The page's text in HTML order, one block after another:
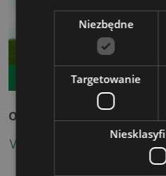
11.08.2026 TERMIN
Obliczanie śladu
WIĘCEJ
Niezbędne
Targetowanie